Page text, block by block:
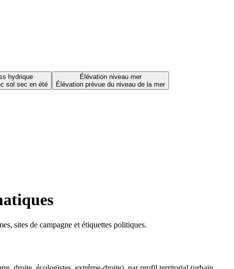
hydrique
sol sec en été
Élévation niveau mer
Élévation prévue du niveau de la mer
sites de campagne et étiquettes politiques.